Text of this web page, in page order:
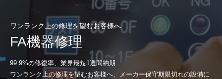
SERVICE
サービス内容
INTERVIEW
お客様インタビュー
ワンランク上の修理を望むお客様へ
FA機器修理
99.9%の修復率、業界最短1週間納期
ワンランク上の修理を望むお客様へ、メーカー保守期限切れの設備に